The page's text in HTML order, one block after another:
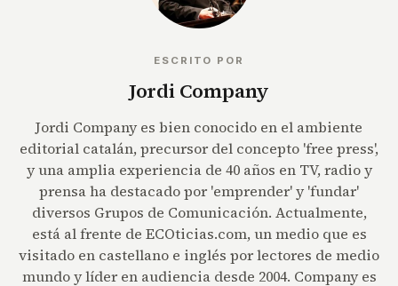
ESCRITO POR
Jordi Company
Jordi Company es bien conocido en el ambiente
editorial catalán, precursor del concepto 'free press',
y una amplia experiencia de 40 años en TV, radio y
prensa ha destacado por 'emprender' y 'fundar'
diversos Grupos de Comunicación. Actualmente,
está al frente de ECOticias.com, un medio que es
visitado en castellano e inglés por lectores de medio
mundo y líder en audiencia desde 2004. Company es